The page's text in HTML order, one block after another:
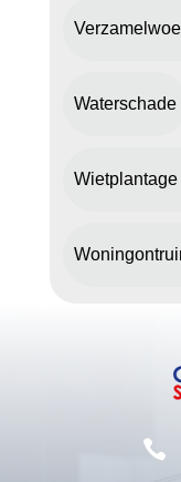
Waterschade
